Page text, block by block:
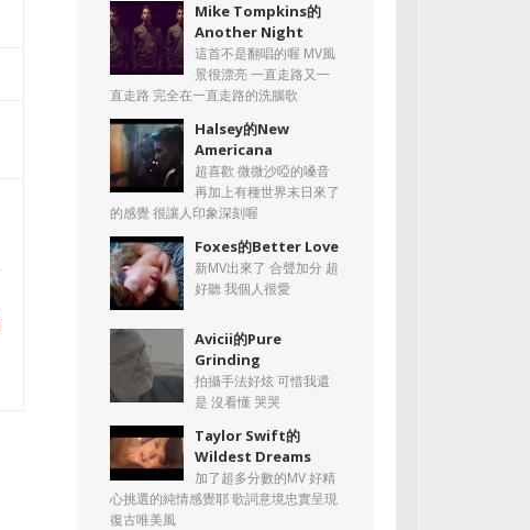
Mike Tompkins的
Another Night
這首不是翻唱的喔 MV風
景很漂亮 一直走路又一
直走路 完全在一直走路的洗腦歌
Halsey的New
Americana
超喜歡 微微沙啞的嗓音
再加上有種世界末日來了
的感覺 很讓人印象深刻喔
Foxes的Better Love
新MV出來了 合聲加分 超
好聽 我個人很愛
Avicii的Pure
Grinding
拍攝手法好炫 可惜我還
是 沒看懂 哭哭
Taylor Swift的
Wildest Dreams
加了超多分數的MV 好精
心挑選的純情感覺耶 歌詞意境忠實呈現
復古唯美風